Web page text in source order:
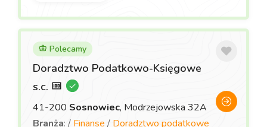
Polecamy
Doradztwo Podatkowo-Księgowe
s.c.
41-200 Sosnowiec, Modrzejowska 32A
Branża: / Finanse / Doradztwo podatkowe